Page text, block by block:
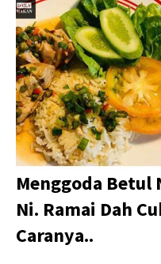
Menggoda Betul
Ni. Ramai Dah
Caranya..